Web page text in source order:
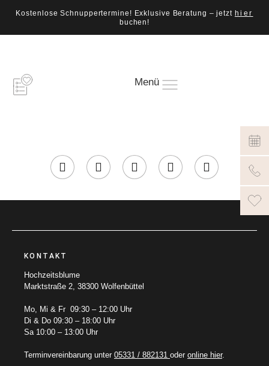
Kostenlose Schnuppertermine! Exklusive Beratung – jetzt hier
buchen!
Menü
KONTAKT
Hochzeitsblume
Marktstraße 2, 38300 Wolfenbüttel
Mo, Mi & Fr 09:30 – 12:00 Uhr
Di & Do 09:30 – 18:00 Uhr
Sa 10:00 – 13:00 Uhr
Terminvereinbarung unter 05331 / 882131 oder online hier.